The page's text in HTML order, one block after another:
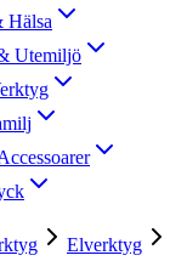
Hälsa
Utemiljö
Elverktyg